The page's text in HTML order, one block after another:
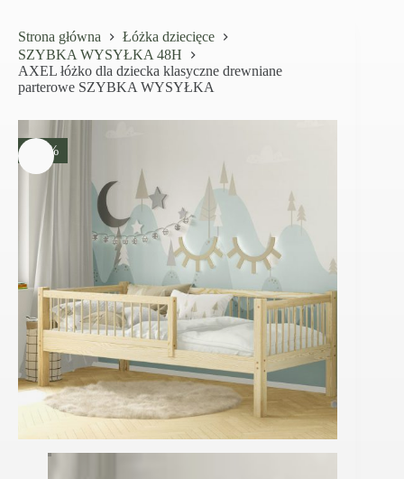
Strona główna
Łóżka dziecięce
SZYBKA WYSYŁKA 48H
AXEL łóżko dla dziecka klasyczne drewniane
parterowe SZYBKA WYSYŁKA
-20%